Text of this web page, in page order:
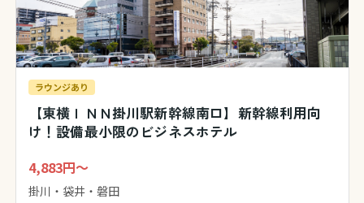
ラウンジあり
【東横ＩＮＮ掛川駅新幹線南口】新幹線利用向
け！設備最小限のビジネスホテル
4,883円～
掛川・袋井・磐田